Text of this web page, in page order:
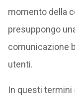
momento della
presuppongo
comunicazione
utenti.
In questi termini